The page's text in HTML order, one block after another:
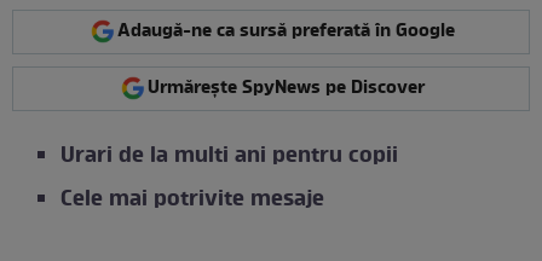
Adaugă-ne ca sursă preferată în Google
Urmărește SpyNews pe Discover
Urari de la multi ani pentru copii
Cele mai potrivite mesaje